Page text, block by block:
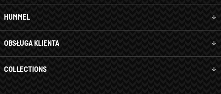
HUMMEL
OBSŁUGA KLIENTA
COLLECTIONS